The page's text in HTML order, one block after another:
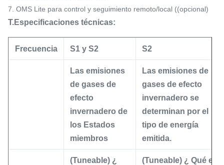
7. OMS Lite para control y seguimiento remoto/local ((opcional)
T.Especificaciones técnicas:
Frecuencia S1 y S2 S2
Las emisiones
de gases de
efecto
invernadero de
los Estados
miembros
Las emisiones de
gases de efecto
invernadero se
determinan por el
tipo de energía
emitida.
(Tuneable) ¿
(Tuneable) ¿ Qué es